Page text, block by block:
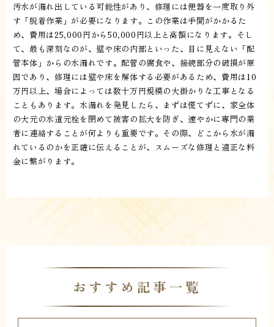
汚水が漏れ出している可能性があり、修理には便器を一度取り外
す「脱着作業」が必要になります。この作業は手間がかかるた
め、費用は25,000円から50,000円以上と高額になります。そし
て、最も深刻なのが、壁や床の内部といった、目に見えない「配
管本体」からの水漏れです。配管の腐食や、接続部分の破損が原
因であり、修理には壁や床を解体する必要があるため、費用は10
万円以上、場合によっては数十万円規模の大掛かりな工事となる
こともあります。水漏れを発見したら、まずは慌てずに、家全体
の大元の水道元栓を閉めて被害の拡大を防ぎ、速やかに専門の業
者に連絡することが何よりも重要です。その際、どこから水が漏
れているのかを正確に伝えることが、スムーズな修理と適正な料
金に繋がります。
おすすめ記事一覧